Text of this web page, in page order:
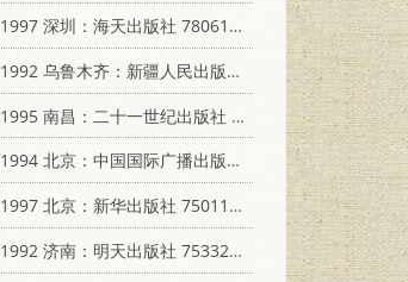
1997 深圳：海天出版社 7806156771
1992 乌鲁木齐：新疆人民出版社 7228018834
1995 南昌：二十一世纪出版社 7539110074
1994 北京：中国国际广播出版社 7507811697
1997 北京：新华出版社 750112484
1992 济南：明天出版社 7533213998